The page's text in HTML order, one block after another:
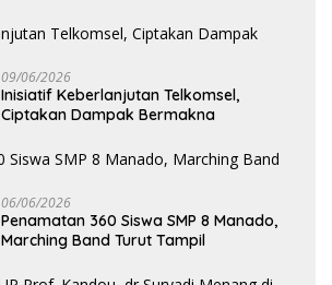
09/06/2026
Inisiatif Keberlanjutan Telkomsel,
Ciptakan Dampak Bermakna
06/06/2026
Penamatan 360 Siswa SMP 8 Manado,
Marching Band Turut Tampil